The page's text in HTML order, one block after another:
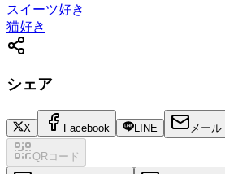
スイーツ好き
猫好き
シェア
X Facebook LINE メール
QRコード